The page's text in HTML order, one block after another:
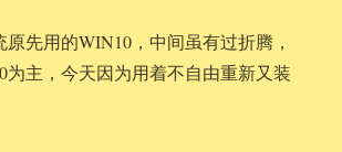
先用的WIN10，中间虽有过折腾，
为主，今天因为用着不自由重新又装